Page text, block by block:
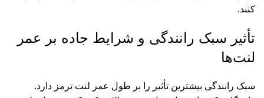
کنند.
تأثیر سبک رانندگی و شرایط جاده بر عمر
لنت‌ها
سبک رانندگی بیشترین تأثیر را بر طول عمر لنت ترمز دارد.